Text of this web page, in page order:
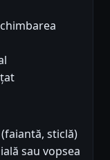
sticlă)
sau vopsea